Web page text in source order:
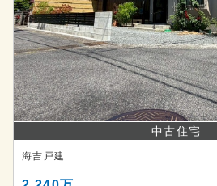
中古住宅
海吉戸建